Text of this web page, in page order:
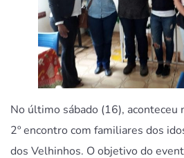
No último sábado (16), aconteceu
2º encontro com familiares dos
dos Velhinhos. O objetivo do